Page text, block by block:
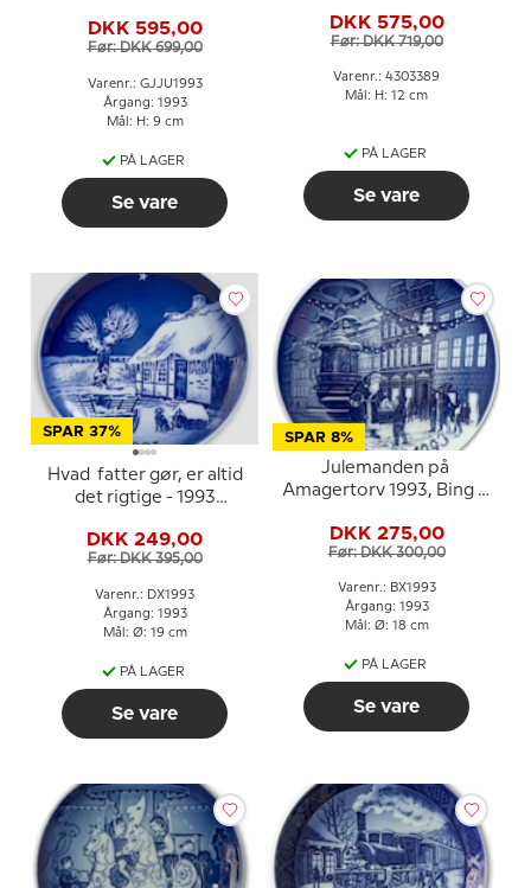
DKK 595,00
Før: DKK 699,00
Varenr.: GJJU1993
Årgang: 1993
Mål: H: 9 cm
PÅ LAGER
Se vare
DKK 575,00
Før: DKK 719,00
Varenr.: 4303389
Mål: H: 12 cm
PÅ LAGER
Se vare
SPAR 37%
Hvad fatter gør, er altid
det rigtige - 1993
Juleplatte, kagetallerken
DKK 249,00
Før: DKK 395,00
Varenr.: DX1993
Årgang: 1993
Mål: Ø: 19 cm
PÅ LAGER
Se vare
SPAR 8%
Julemanden på
Amagertorv 1993, Bing &
DKK 275,00
Før: DKK 300,00
Varenr.: BX1993
Årgang: 1993
Mål: Ø: 18 cm
PÅ LAGER
Se vare